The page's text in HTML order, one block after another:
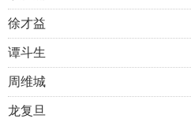
徐才益
谭斗生
周维城
龙复旦